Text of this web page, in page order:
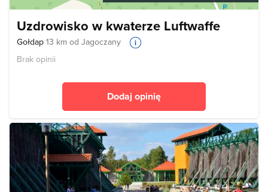
Uzdrowisko w kwaterze Luftwaffe
Gołdap 13 km od Jagoczany
Brak opinii
Dodaj opinię